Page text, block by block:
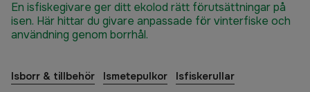
En isfiskegivare ger ditt ekolod rätt förutsättningar på
isen. Här hittar du givare anpassade för vinterfiske och
användning genom borrhål.
Isborr & tillbehör Ismetepulkor
Isfiskerullar